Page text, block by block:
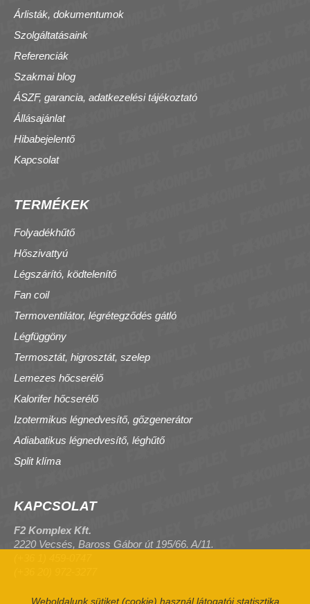
Weboldalunk sütiket (cookie) használ látogatói statisztika
Árlisták, dokumentumok
Szolgáltatásaink
Referenciák
Szakmai blog
ÁSZF, garancia, adatkezelési tájékoztató
Állásajánlat
Hibabejelentő
Kapcsolat
TERMÉKEK
Folyadékhűtő
Hőszivattyú
Légszárító, ködtelenítő
Fan coil
Termoventilátor, légrétegződés gátló
Légfüggöny
Termosztát, higrosztát, szelep
Lemezes hőcserélő
Kalorifer hőcserélő
Izotermikus légnedvesítő, gőzgenerátor
Adiabatikus légnedvesítő, léghűtő
Split klíma
KAPCSOLAT
F2 Komplex Kft.
2220 Vecsés, Baross Gábor út 195/66. A/11.